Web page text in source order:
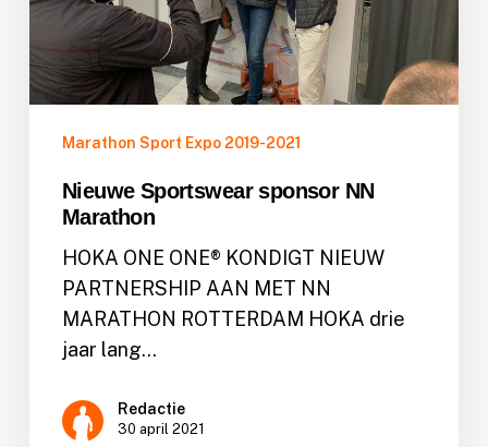
Marathon Sport Expo 2019-2021
Nieuwe Sportswear sponsor NN
Marathon
HOKA ONE ONE® KONDIGT NIEUW
PARTNERSHIP AAN MET NN
MARATHON ROTTERDAM HOKA drie
jaar lang…
Redactie
30 april 2021